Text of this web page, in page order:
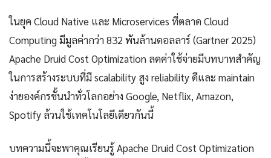
ในยุค Cloud Native และ Microservices ที่ตลาด Cloud
Computing มีมูลค่ากว่า 832 พันล้านดอลลาร์ (Gartner 2025)
Apache Druid Cost Optimization ลดค่าใช้จ่ายมีบทบาทสำคัญ
ในการสร้างระบบที่มี scalability สูง reliability ดีและ maintain
ง่ายองค์กรชั้นนำทั่วโลกอย่าง Google, Netflix, Amazon,
Spotify ล้วนใช้เทคโนโลยีเดียวกันนี้
บทความนี้จะพาคุณเรียนรู้ Apache Druid Cost Optimization